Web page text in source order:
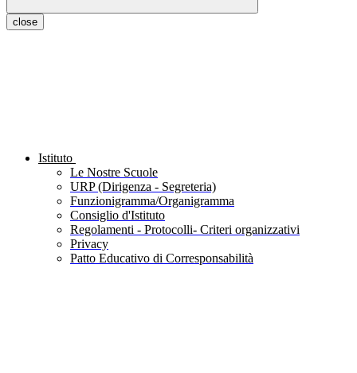
close
Istituto
Le Nostre Scuole
URP (Dirigenza - Segreteria)
Funzionigramma/Organigramma
Consiglio d'Istituto
Regolamenti - Protocolli- Criteri organizzativi
Privacy
Patto Educativo di Corresponsabilità